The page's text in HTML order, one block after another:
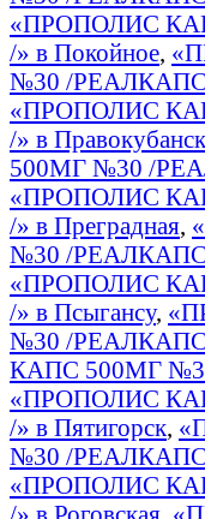
«ПРОПОЛИС
/» в Покойное,
№30 /РЕАЛКАПС /
«ПРОПОЛИС
/» в
500МГ №30 /
«ПРОПОЛИС
/» в Преградная,
№30 /РЕАЛКАПС
«ПРОПОЛИС
/» в Псыгансу,
№30 /РЕАЛКАПС
КАПС 500МГ
«ПРОПОЛИС
/» в Пятигорск,
№30 /РЕАЛКАПС
«ПРОПОЛИС
/» в Роговская,